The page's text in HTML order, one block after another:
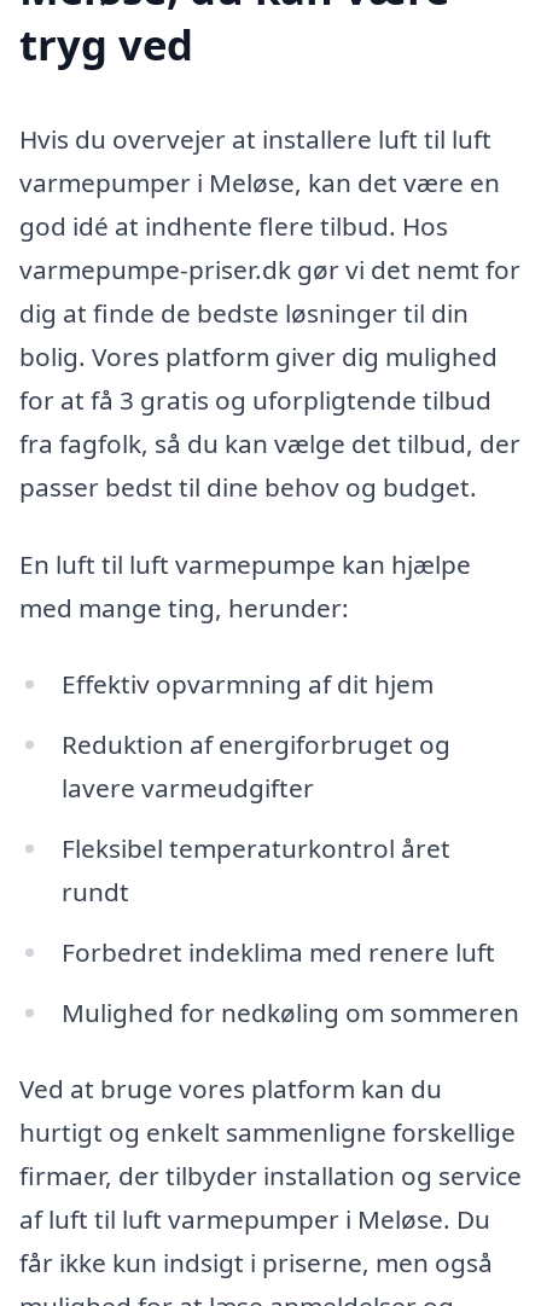
tryg ved
Hvis du overvejer at installere luft til luft
varmepumper i Meløse, kan det være en
god idé at indhente flere tilbud. Hos
varmepumpe-priser.dk gør vi det nemt for
dig at finde de bedste løsninger til din
bolig. Vores platform giver dig mulighed
for at få 3 gratis og uforpligtende tilbud
fra fagfolk, så du kan vælge det tilbud, der
passer bedst til dine behov og budget.
En luft til luft varmepumpe kan hjælpe
med mange ting, herunder:
Effektiv opvarmning af dit hjem
Reduktion af energiforbruget og
lavere varmeudgifter
Fleksibel temperaturkontrol året
rundt
Forbedret indeklima med renere luft
Mulighed for nedkøling om sommeren
Ved at bruge vores platform kan du
hurtigt og enkelt sammenligne forskellige
firmaer, der tilbyder installation og service
af luft til luft varmepumper i Meløse. Du
får ikke kun indsigt i priserne, men også